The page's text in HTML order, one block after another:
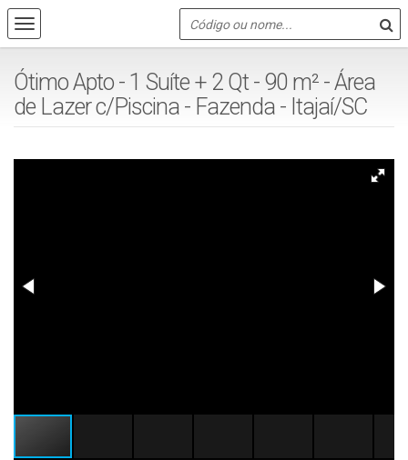
Ótimo Apto - 1 Suíte + 2 Qt - 90 m² - Área
de Lazer c/Piscina - Fazenda - Itajaí/SC